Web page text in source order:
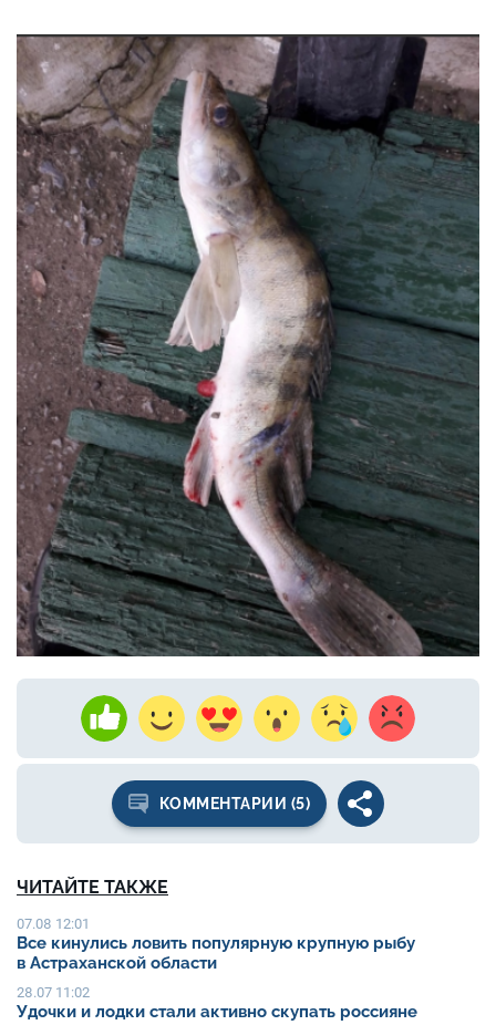
КОММЕНТАРИИ (5)
ЧИТАЙТЕ ТАКЖЕ
07.08 12:01
Все кинулись ловить популярную крупную рыбу
в Астраханской области
28.07 11:02
Удочки и лодки стали активно скупать россияне